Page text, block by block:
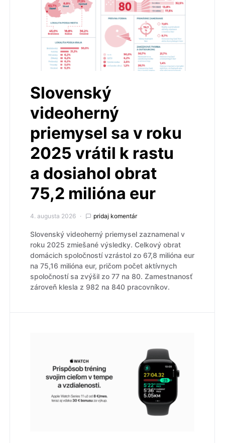
Slovenský
videoherný
priemysel sa v roku
2025 vrátil k rastu
a dosiahol obrat
75,2 milióna eur
4. augusta 2026 pridaj komentár
Slovenský videoherný priemysel zaznamenal v
roku 2025 zmiešané výsledky. Celkový obrat
domácich spoločností vzrástol zo 67,8 milióna eur
na 75,16 milióna eur, pričom počet aktívnych
spoločností sa zvýšil zo 77 na 80. Zamestnanosť
zároveň klesla z 982 na 840 pracovníkov.